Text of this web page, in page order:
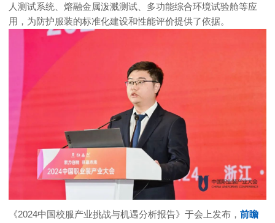
人测试系统、熔融金属泼溅测试、多功能综合环境试验舱等应
用，为防护服装的标准化建设和性能评价提供了依据。
《2024中国校服产业挑战与机遇分析报告》于会上发布，前瞻